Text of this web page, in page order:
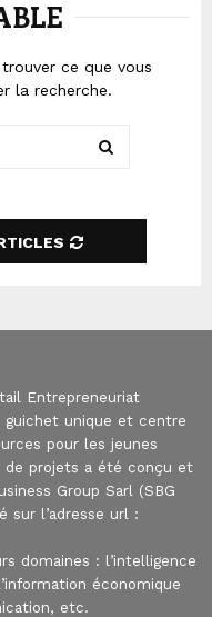
ce que vous
la recherche.
Entrepreneuriat
guichet unique et centre
pour les jeunes
de projets a été conçu et
Group Sarl (SBG
sur l’adresse url :
domaines : l’intelligence
économique
etc.